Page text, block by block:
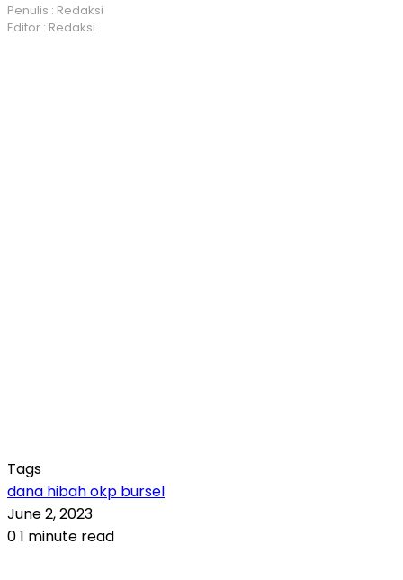
Penulis : Redaksi
Editor : Redaksi
Tags
dana hibah okp bursel
June 2, 2023
01 minute read